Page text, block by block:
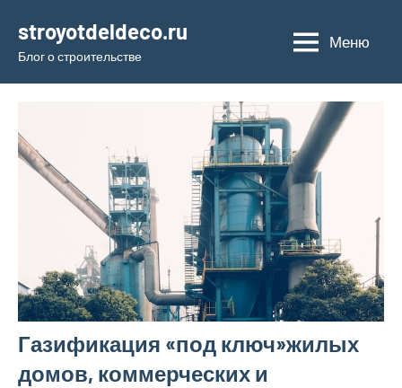
содержимому
stroyotdeldeco.ru
Блог о строительстве
Меню
Газификация «под ключ»жилых
домов, коммерческих и